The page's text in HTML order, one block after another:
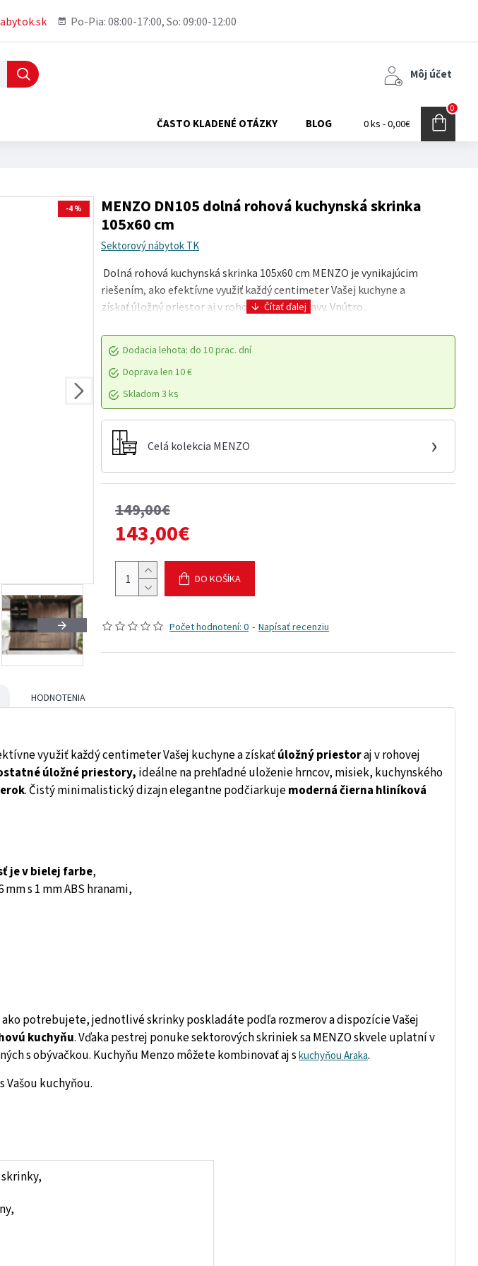
Po-Pia: 08:00-17:00, So: 09:00-12:00
Môj účet
ČASTO KLADENÉ OTÁZKY BLOG 0 ks - 0,00€
0
-4 %
MENZO DN105 dolná rohová kuchynská skrinka
105x60 cm
Sektorový nábytok TK
Dolná rohová kuchynská skrinka 105x60 cm MENZO je vynikajúcim
riešením, ako efektívne využiť každý centimeter Vašej kuchyne a
získať úložný priestor aj v rohovej časti zostavy. Vnútro..
Dodacia lehota: do 10 prac. dní
Doprava len 10 €
Skladom 3 ks
Celá kolekcia MENZO ›
Počet hodnotení: 0 - Napísať recenziu
149,00€
143,00€
DO KOŠÍKA
HODNOTENIA
využiť každý centimeter Vašej kuchyne a získaťúložný priestoraj v rohovej
úložné priestory, ideálne na prehľadné uloženie hrncov, misiek, kuchynského
. Čistý minimalistický dizajn elegantne podčiarkujemoderná čierna hliníková
je v bielej farbe,
mm s 1 mm ABS hranami,
potrebujete, jednotlivé skrinky poskladáte podľa rozmerov a dispozície Vašej
kuchyňu. Vďaka pestrej ponuke sektorových skriniek sa MENZO skvele uplatní v
s obývačkou. Kuchyňu Menzo môžete kombinovať aj s kuchyňou Araka.
Vašou kuchyňou.